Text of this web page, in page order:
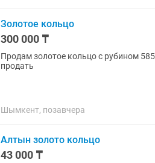
Золотое кольцо
300 000 ₸
Продам золотое кольцо с рубином
продать
Шымкент, позавчера
Алтын золото кольцо
43 000 ₸